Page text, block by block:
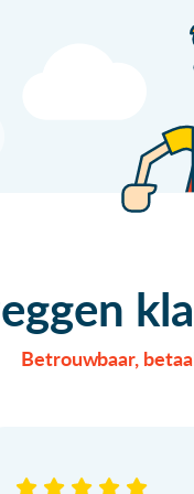
Betrouwbaar,